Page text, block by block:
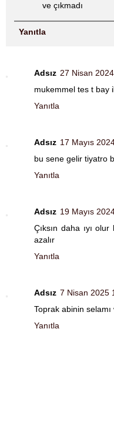
ve çıkmadı
Yanıtla
Adsız 27 Nisan
mukemmel tes t bay
Yanıtla
Adsız 17 Mayıs
bu sene gelir tiyatro
Yanıtla
Adsız 19 Mayıs
Çıksın daha ıyı
azalır
Yanıtla
Adsız 7 Nisan 2025
Toprak abinin
Yanıtla